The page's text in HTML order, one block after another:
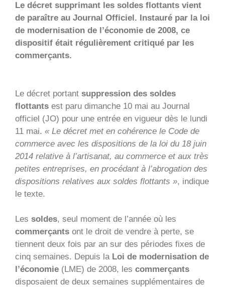
Le décret supprimant les soldes flottants vient
de paraître au Journal Officiel. Instauré par la loi
de modernisation de l’économie de 2008, ce
dispositif était régulièrement critiqué par les
commerçants.
Le décret portant suppression des soldes
flottants est paru dimanche 10 mai au Journal
officiel (JO) pour une entrée en vigueur dès le lundi
11 mai. « Le décret met en cohérence le Code de
commerce avec les dispositions de la loi du 18 juin
2014 relative à l’artisanat, au commerce et aux très
petites entreprises, en procédant à l’abrogation des
dispositions relatives aux soldes flottants », indique
le texte.
Les soldes, seul moment de l’année où les
commerçants ont le droit de vendre à perte, se
tiennent deux fois par an sur des périodes fixes de
cinq semaines. Depuis la Loi de modernisation de
l’économie (LME) de 2008, les commerçants
disposaient de deux semaines supplémentaires de